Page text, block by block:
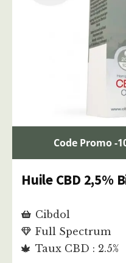
Code Promo -
Huile CBD 2,5%
Cibdol
Full Spectrum
Taux CBD : 2.5%